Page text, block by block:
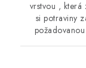
vrstvou , která
si potraviny